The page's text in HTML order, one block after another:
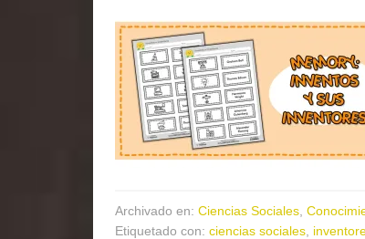
Archivado en: Ciencias Sociales
Etiquetado con: ciencias sociales